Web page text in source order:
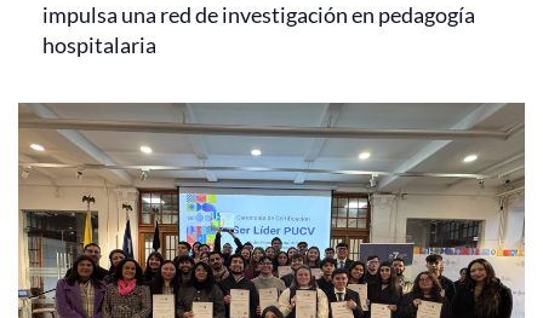
impulsa una red de investigación en pedagogía
hospitalaria